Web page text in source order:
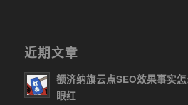
近期文章
额济纳旗云点SEO效果事实
眼红